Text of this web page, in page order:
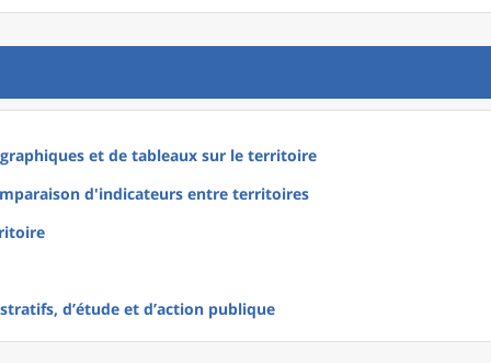
et de tableaux sur le territoire
d'indicateurs entre territoires
d’étude et d’action publique